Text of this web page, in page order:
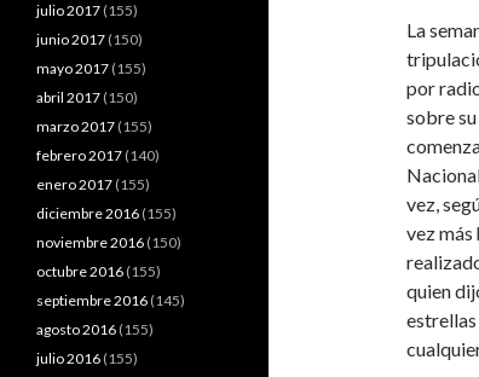
La
por
sobre
vez,
vez
quien
julio 2017 (155)
junio 2017 (150)
mayo 2017 (155)
abril 2017 (150)
marzo 2017 (155)
febrero 2017 (140)
enero 2017 (155)
diciembre 2016 (155)
noviembre 2016 (150)
octubre 2016 (155)
septiembre 2016 (145)
agosto 2016 (155)
julio 2016 (155)